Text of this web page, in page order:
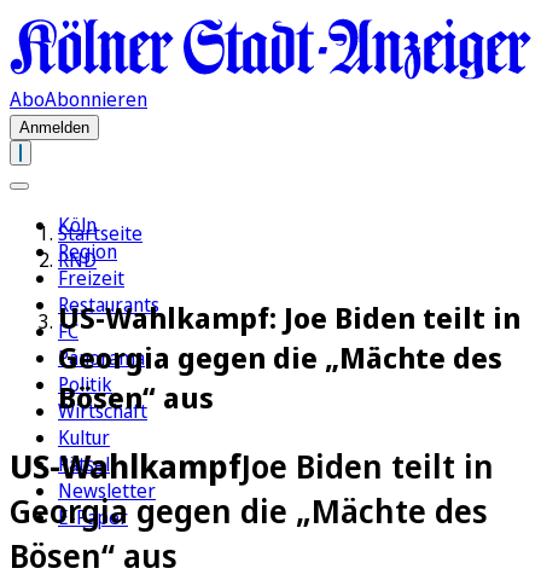
AboAbonnieren
Anmelden
Köln
Region
Freizeit
Restaurants
FC
Panorama
Politik
Wirtschaft
Kultur
Rätsel
Newsletter
E-Paper
Startseite
RND
US-Wahlkampf: Joe Biden teilt in
Georgia gegen die „Mächte des
Bösen“ aus
US-WahlkampfJoe Biden teilt in
Georgia gegen die „Mächte des
Bösen“ aus